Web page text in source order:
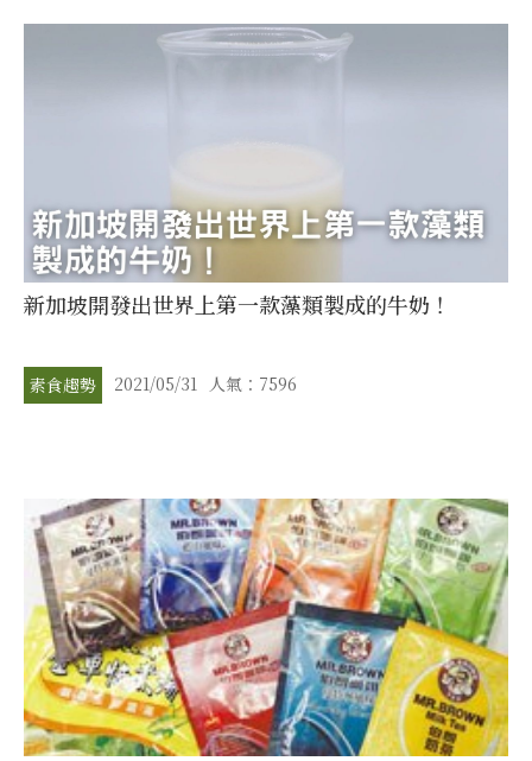
新加坡開發出世界上第一款藻類製成的牛奶！
素食趨勢 2021/05/31 人氣：7596